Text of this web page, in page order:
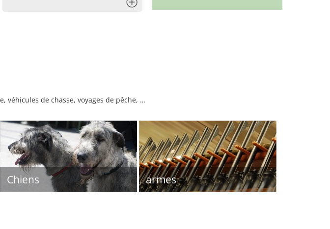
véhicules de chasse, voyages de pêche, …
Chiens armes